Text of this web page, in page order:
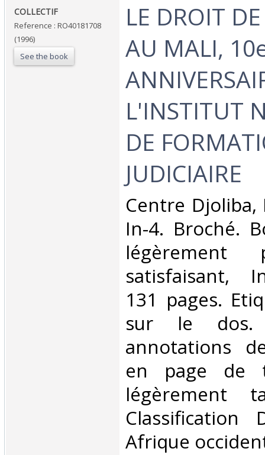
‎COLLECTIF‎
Reference : RO40181708
(1996)
See the book
‎LE DROIT
AU MALI,
L'INSTITUT
DE
JUDICIAIRE‎
‎Centre Djoliba,
In-4. Broché.
légèrement
satisfaisant,
131 pages.
sur le dos.
annotations
en page de
Classification
Afrique